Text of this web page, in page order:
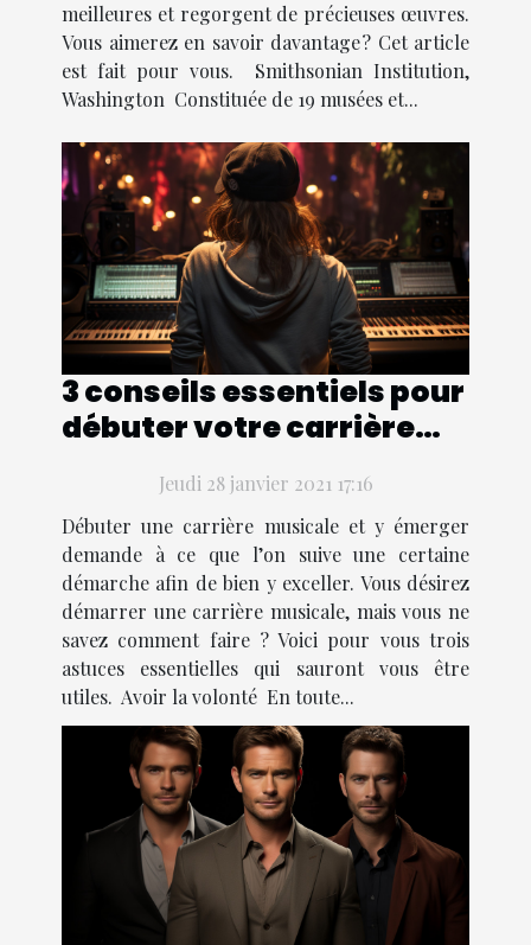
meilleures et regorgent de précieuses œuvres.
Vous aimerez en savoir davantage ? Cet article
est fait pour vous. Smithsonian Institution,
Washington Constituée de 19 musées et...
3 conseils essentiels pour
débuter votre carrière
Jeudi 28 janvier 2021 17:16
Débuter une carrière musicale et y émerger
demande à ce que l’on suive une certaine
démarche afin de bien y exceller. Vous désirez
démarrer une carrière musicale, mais vous ne
savez comment faire ? Voici pour vous trois
astuces essentielles qui sauront vous être
utiles. Avoir la volonté En toute...